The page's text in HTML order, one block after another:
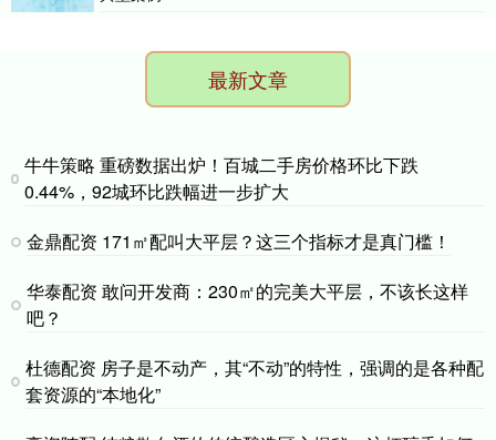
最新文章
牛牛策略 重磅数据出炉！百城二手房价格环比下跌
0.44%，92城环比跌幅进一步扩大
金鼎配资 171㎡配叫大平层？这三个指标才是真门槛！
华泰配资 敢问开发商：230㎡的完美大平层，不该长这样
吧？
杜德配资 房子是不动产，其“不动”的特性，强调的是各种配
套资源的“本地化”